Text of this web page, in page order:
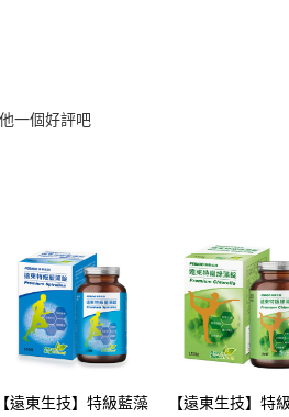
一個好評吧
【遠東生技】特級藍藻
【遠東生技】特